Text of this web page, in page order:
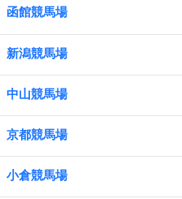
函館競馬場
新潟競馬場
中山競馬場
京都競馬場
小倉競馬場